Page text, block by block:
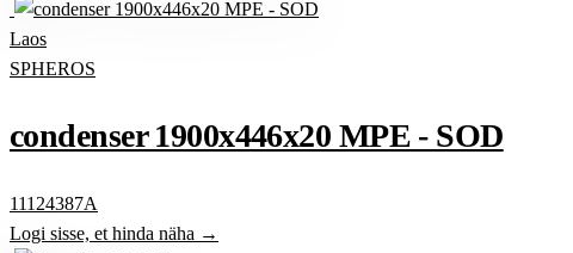
Laos
SPHEROS
condenser 1900x446x20 MPE - SOD
11124387A
Logi sisse, et hinda näha →